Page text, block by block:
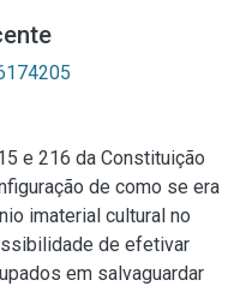
e 216 da Constituição
de como se era
imaterial cultural no
de efetivar
em salvaguardar